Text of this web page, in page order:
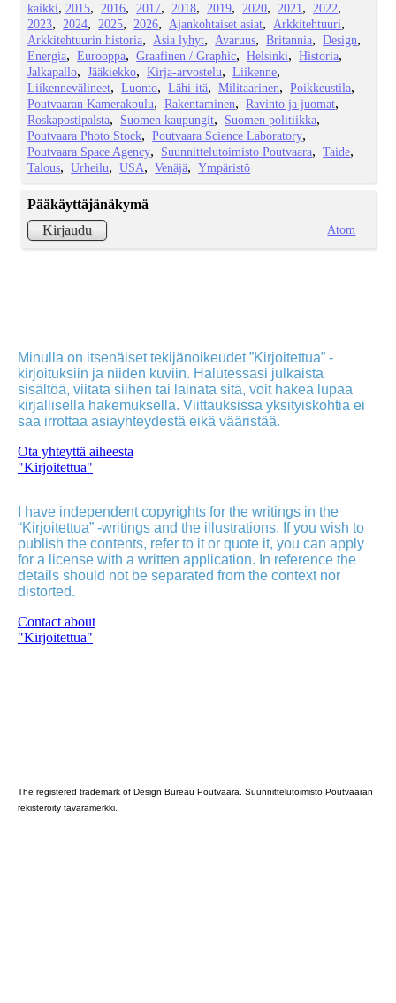
kaikki 2015 2016 2017 2018 2019 2020 2021
2022
2023
2024 2025 2026 Ajankohtaiset asiat
Arkkitehtuuri
Arkkitehtuurin historia
Asia lyhyt Avaruus Britannia
Design
Energia
Eurooppa Graafinen / Graphic Helsinki
Historia
Jalkapallo
Jääkiekko Kirja-arvostelu
Liikenne
Liikennevälineet
Luonto Lähi-itä Militaarinen
Poikkeustila
Poutvaaran Kamerakoulu
Rakentaminen
Ravinto ja juomat
Roskapostipalsta
Suomen kaupungit
Suomen politiikka
Poutvaara Photo Stock
Poutvaara Science Laboratory
Poutvaara Space Agency
Suunnittelutoimisto Poutvaara
Taide
Talous
Urheilu USA Venäjä Ympäristö
Pääkäyttäjänäkymä
Kirjaudu
Atom
Minulla on itsenäiset tekijänoikeudet ”Kirjoitettua” -
kirjoituksiin ja niiden kuviin. Halutessasi julkaista
sisältöä, viitata siihen tai lainata sitä, voit hakea lupaa
kirjallisella hakemuksella. Viittauksissa yksityiskohtia ei
saa irrottaa asiayhteydestä eikä vääristää.
Ota yhteyttä aiheesta
"Kirjoitettua"
I have independent copyrights for the writings in the
“Kirjoitettua” -writings and the illustrations. If you wish to
publish the contents, refer to it or quote it, you can apply
for a license with a written application. In reference the
details should not be separated from the context nor
distorted.
Contact about
"Kirjoitettua"
The registered trademark of Design Bureau Poutvaara. Suunnittelutoimisto Poutvaaran
rekisteröity tavaramerkki.